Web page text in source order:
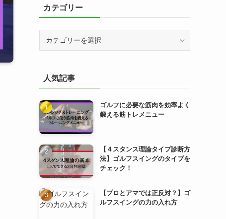
カテゴリー
ー人気記事
ゴルフに必要な筋肉を効率よく
鍛える筋トレメニュー
【４スタンス理論タイプ診断方
法】ゴルフスイングのタイプを
チェック！
【プロとアマでは正反対？】ゴ
ルフスイングの力の入れ方